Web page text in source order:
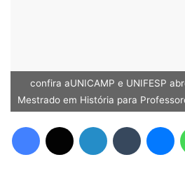
confira aUNICAMP e UNIFESP
Mestrado em História para